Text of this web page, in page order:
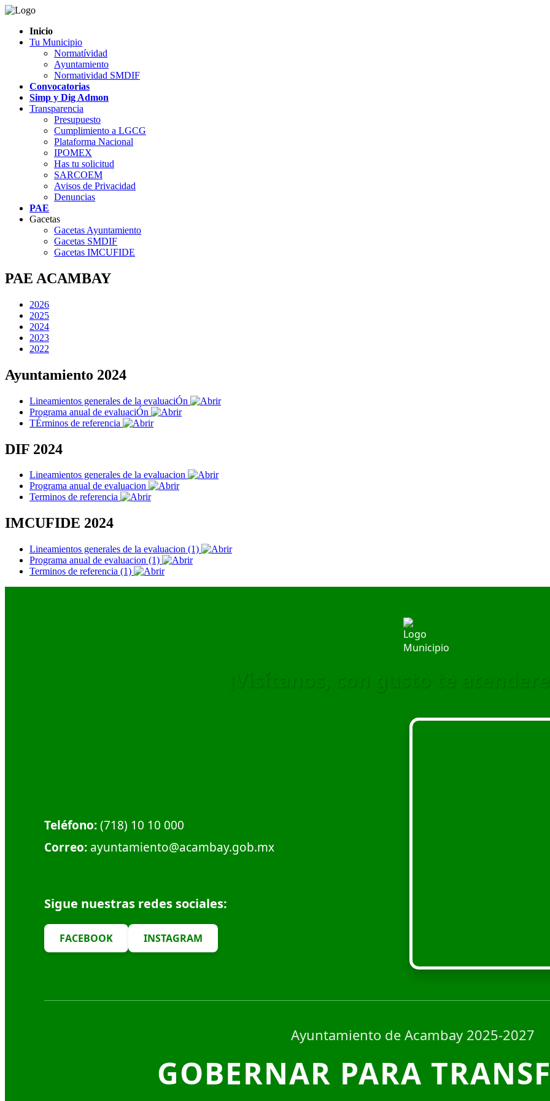
Inicio
Tu Municipio
Normatívidad
Ayuntamiento
Normatividad SMDIF
Convocatorias
Simp y Dig Admon
Transparencia
Presupuesto
Cumplimiento a LGCG
Plataforma Nacional
IPOMEX
Has tu solicitud
SARCOEM
Avisos de Privacidad
Denuncias
PAE
Gacetas
Gacetas Ayuntamiento
Gacetas SMDIF
Gacetas IMCUFIDE
PAE ACAMBAY
2026
2025
2024
2023
2022
Ayuntamiento 2024
Lineamientos generales de la evaluaciÓn
Programa anual de evaluaciÓn
TÉrminos de referencia
DIF 2024
Lineamientos generales de la evaluacion
Programa anual de evaluacion
Terminos de referencia
IMCUFIDE 2024
Lineamientos generales de la evaluacion (1)
Programa anual de evaluacion (1)
Terminos de referencia (1)
¡Visítanos, con gusto te
Teléfono:(718) 10 10 000
Correo: ayuntamiento@acambay.gob.mx
Sigue nuestras redes sociales:
FACEBOOK INSTAGRAM
Ayuntamiento de Acambay 2025-2027
GOBERNAR PARA